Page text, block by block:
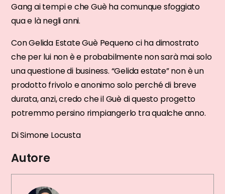
Gang ai tempi e che Guè ha comunque sfoggiato
qua e là negli anni.
Con Gelida Estate Guè Pequeno ci ha dimostrato
che per lui non è e probabilmente non sarà mai solo
una questione di business. “Gelida estate” non è un
prodotto frivolo e anonimo solo perché di breve
durata, anzi, credo che il Guè di questo progetto
potremmo persino rimpiangerlo tra qualche anno.
Di Simone Locusta
Autore